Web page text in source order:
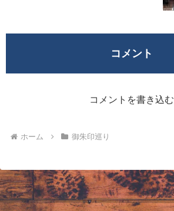
コメント
コメントを書き込む
ホーム 御朱印巡り